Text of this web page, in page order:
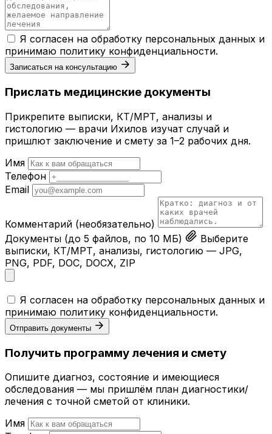
Я согласен на обработку персональных данных и
принимаю политику конфиденциальности.
Записаться на консультацию
Прислать медицинские документы
Прикрепите выписки, КТ/МРТ, анализы и
гистологию — врачи Ихилов изучат случай и
пришлют заключение и смету за 1–2 рабочих дня.
Имя
Телефон
Email
Комментарий (необязательно)
Документы (до 5 файлов, по 10 МБ)
Выберите
выписки, КТ/МРТ, анализы, гистологию — JPG,
PNG, PDF, DOC, DOCX, ZIP
Я согласен на обработку персональных данных и
принимаю политику конфиденциальности.
Отправить документы
Получить программу лечения и смету
Опишите диагноз, состояние и имеющиеся
обследования — мы пришлём план диагностики/
лечения с точной сметой от клиники.
Имя